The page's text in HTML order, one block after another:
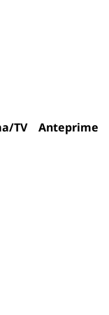
TV Anteprime